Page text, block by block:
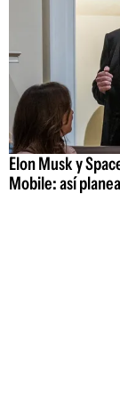
Elon Musk y
Mobile: así